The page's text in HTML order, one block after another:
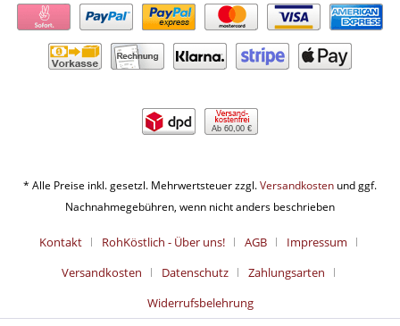
Ab 60,00 €
* Alle Preise inkl. gesetzl. Mehrwertsteuer zzgl.Versandkosten und ggf.
Nachnahmegebühren, wenn nicht anders beschrieben
Kontakt RohKöstlich - Über uns! AGB
Impressum
Versandkosten
Datenschutz
Zahlungsarten
Widerrufsbelehrung